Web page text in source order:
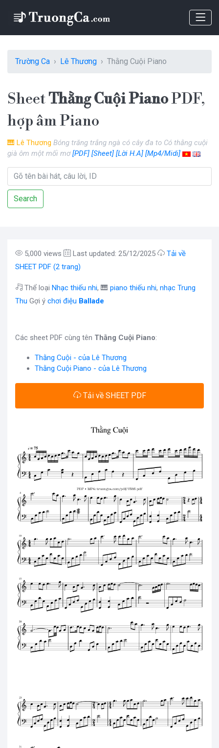
Trường Ca Lê Thương Thằng Cuội Piano
SheetThằng Cuội PianoPDF,
hợp âm Piano
🎹 Lê Thương Bóng trăng trắng ngà có cây đa to Có thằng cuội
già ôm một mối mơ[PDF] [Sheet] [Lời H.A] [Mp4/Midi]
Search
5,000 views Last updated: 25/12/2025
Tải về
SHEET PDF (2 trang)
Thể loại Nhạc thiếu nhi, 🎹 piano thiếu nhi, nhạc Trung
Thu Gợi ý chơi điệu Ballade
Các sheet PDF cùng tên Thằng Cuội Piano:
Thằng Cuội - của Lê Thương
Thằng Cuội Piano - của Lê Thương
Tải về SHEET PDF